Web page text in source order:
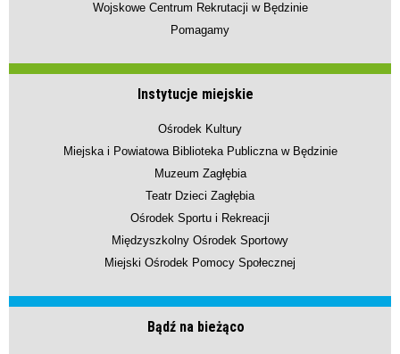
Wojskowe Centrum Rekrutacji w Będzinie
Pomagamy
Instytucje miejskie
Ośrodek Kultury
Miejska i Powiatowa Biblioteka Publiczna w Będzinie
Muzeum Zagłębia
Teatr Dzieci Zagłębia
Ośrodek Sportu i Rekreacji
Międzyszkolny Ośrodek Sportowy
Miejski Ośrodek Pomocy Społecznej
Bądź na bieżąco